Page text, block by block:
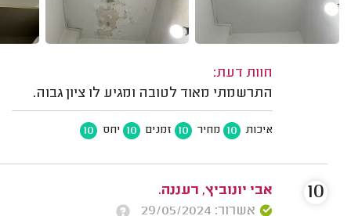
חוות דעת:
התרשמתי מאוד לטובה ומגיע לו ציון גבוה.
איכות 10 מחיר 10 זמנים 10 יחס 10
אבי יונוביץ, רעננה.
אשרור: 29/05/2024
10